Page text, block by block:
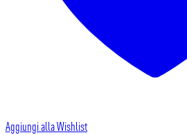
Aggiungi alla Wishlist